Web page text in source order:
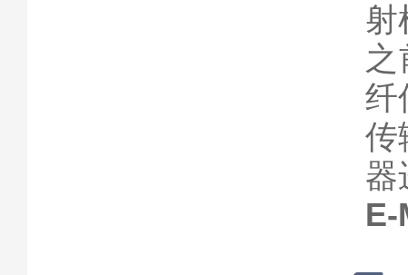
射
纤
传
器
E-